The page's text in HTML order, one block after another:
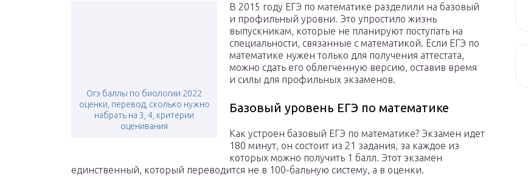
Огэ баллы по биологии 2022
оценки, перевод, сколько нужно
набрать на 3, 4, критерии
оценивания
В 2015 году ЕГЭ по математике разделили на базовый
и профильный уровни. Это упростило жизнь
выпускникам, которые не планируют поступать на
специальности, связанные с математикой. Если ЕГЭ по
математике нужен только для получения аттестата,
можно сдать его облегченную версию, оставив время
и силы для профильных экзаменов.
Базовый уровень ЕГЭ по математике
Как устроен базовый ЕГЭ по математике? Экзамен идет
180 минут, он состоит из 21 задания, за каждое из
которых можно получить 1 балл. Этот экзамен
единственный, который переводится не в 100-бальную систему, а в оценки.